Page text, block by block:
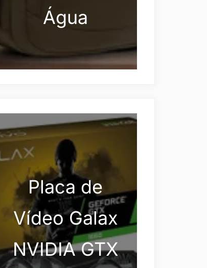
Água
Placa de
Vídeo Galax
NVIDIA GTX